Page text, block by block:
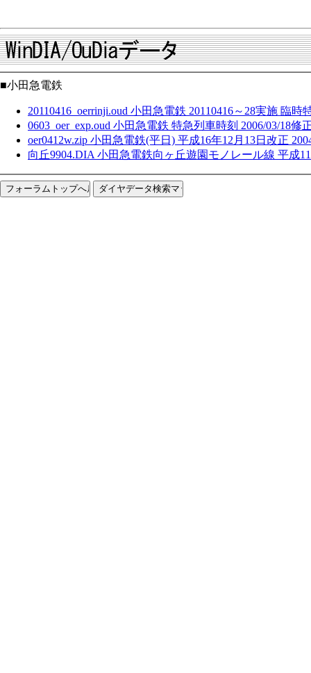
■小田急電鉄
20110416_oerrinji.oud 小田急電鉄 20110416～28実施 臨時
0603_oer_exp.oud 小田急電鉄 特急列車時刻 2006/03/18修
oer0412w.zip 小田急電鉄(平日) 平成16年12月13日改正
向丘9904.DIA 小田急電鉄向ヶ丘遊園モノレール線 平成